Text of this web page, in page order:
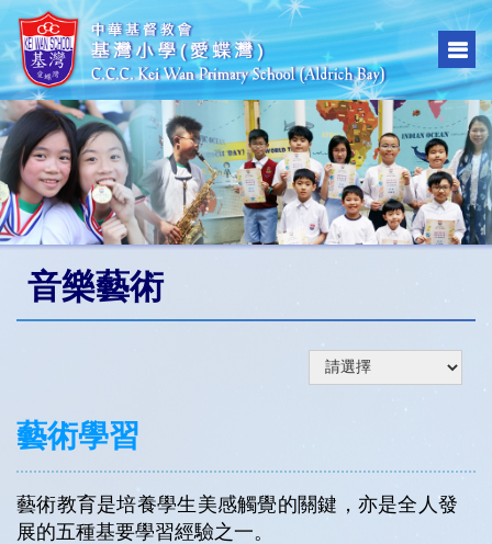
音樂藝術
藝術學習
藝術教育是培養學生美感觸覺的關鍵，亦是全人發
展的五種基要學習經驗之一。